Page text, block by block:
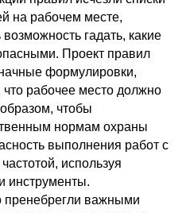
на рабочем месте,
гадать, какие
Проект правил
формулировки,
рабочее место должно
чтобы
нормам охраны
выполнения работ с
используя
инструменты.
пренебрегли важными